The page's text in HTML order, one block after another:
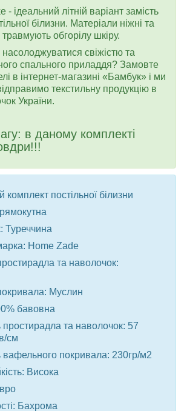
- ідеальний літній варіант замість
білизни. Матеріали ніжні та
травмують обгорілу шкіру.
свіжістю та
спального приладдя? Замовте
в інтернет-магазині «Бамбук» і ми
текстильну продукцію в
України.
в даному комплекті
комплект постільної білизни
Туреччина
Home Zade
та наволочок:
Муслин
бавовна
простирадла та наволочок: 57
см
вафельного покривала: 230гр/м2
Висока
Бахрома